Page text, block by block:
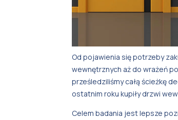
Od pojawienia się potrzeby
wewnętrznych aż do wrażeń
prześledziliśmy całą ścieżkę
ostatnim roku kupiły drzwi
Celem badania jest lepsze